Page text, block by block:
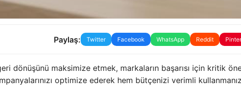
Paylaş: Twitter Facebook WhatsApp Reddit
dönüşünü maksimize etmek, markaların başarısı için kritik
optimize ederek hem bütçenizi verimli